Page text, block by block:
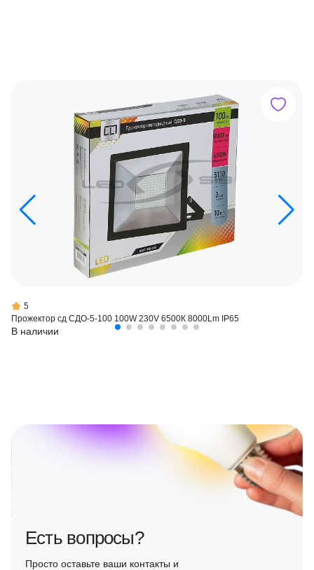
5
Прожектор сд СДО-5-100 100W 230V 6500К 8000Lm IP65
В наличии
Есть вопросы?
Просто оставьте ваши контакты и